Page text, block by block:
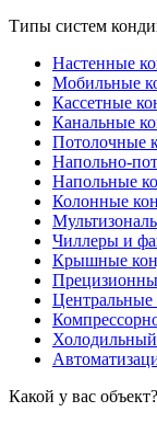
Типы систем
Настенные
Мобильные
Кассетные
Канальные
Потолочные
Напольно-
Напольные
Колонные
Чиллеры и
Крышные
Какой у вас объект?